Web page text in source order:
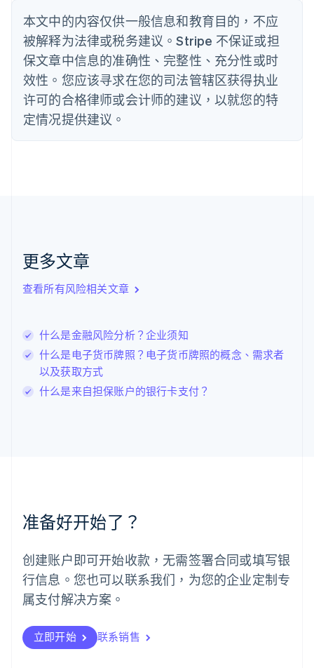
本文中的内容仅供一般信息和教育目的，不应
被解释为法律或税务建议。Stripe 不保证或担
保文章中信息的准确性、完整性、充分性或时
效性。您应该寻求在您的司法管辖区获得执业
许可的合格律师或会计师的建议，以就您的特
定情况提供建议。
更多文章
查看所有风险相关文章
什么是金融风险分析？企业须知
什么是电子货币牌照？电子货币牌照的概念、需求者
以及获取方式
什么是来自担保账户的银行卡支付？
准备好开始了？
创建账户即可开始收款，无需签署合同或填写银
行信息。您也可以联系我们，为您的企业定制专
属支付解决方案。
立即开始 联系销售
English
丹麦
English
德国
DeutschEnglish
法国
FrançaisEnglish
芬兰
EnglishSvenska
English Italiano
拉脱维亚
立陶宛
DeutschEnglish
卢森堡
Français Deutsch English
罗马尼亚
English
挪威
葡萄牙
Português English
日本
日本語English
瑞典
瑞士
DeutschFrançais